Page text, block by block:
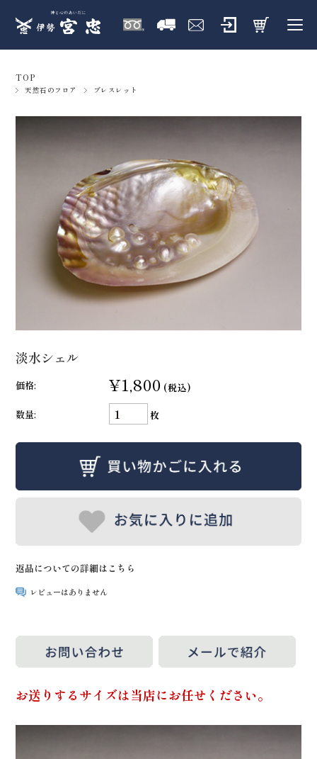
TOP
天然石のフロア ブレスレット
淡水シェル
価格: ¥1,800 (税込)
数量:
枚
返品についての詳細はこちら
レビューはありません
お送りするサイズは当店にお任せください。